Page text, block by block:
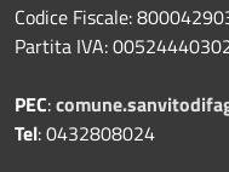
Codice Fiscale:
Partita IVA:
PEC:
Tel: 0432808024